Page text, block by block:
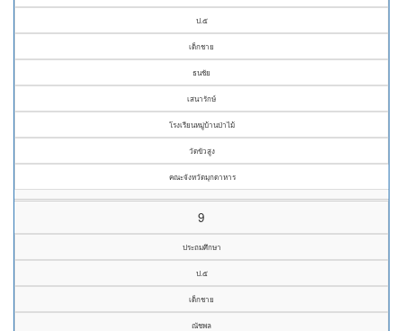
ป.๕
เด็กชาย
ธนชัย
เสนารักษ์
โรงเรียนหมู่บ้านป่าไม้
วัดขัวสูง
คณะจังหวัดมุกดาหาร
9
ประถมศึกษา
ป.๕
เด็กชาย
ณัชพล